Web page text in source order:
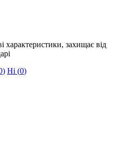
характеристики, захищає від
) Ні (0)